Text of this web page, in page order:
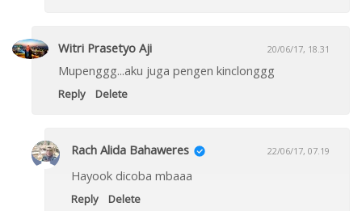
Witri Prasetyo Aji 20/06/17, 18.31
Mupenggg...aku juga pengen kinclonggg
Reply Delete
Rach Alida Bahaweres 22/06/17, 07.19
Hayook dicoba mbaaa
Reply Delete